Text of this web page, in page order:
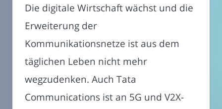
Die digitale Wirtschaft wächst und die
Erweiterung der
Kommunikationsnetze ist aus dem
täglichen Leben nicht mehr
wegzudenken. Auch Tata
Communications ist an 5G und V2X-